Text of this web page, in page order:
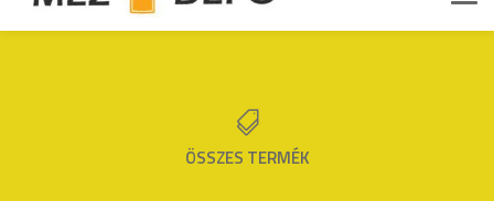

ÖSSZES TERMÉK